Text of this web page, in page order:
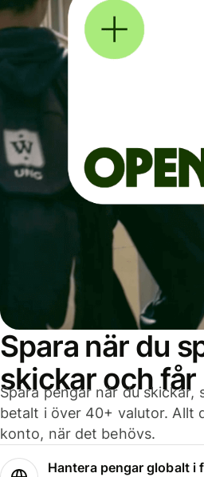
Spara när du
skickar och
Spara pengar när du skickar,
betalt i över 40+ valutor. Allt
konto, när det behövs.
Hantera pengar globalt i